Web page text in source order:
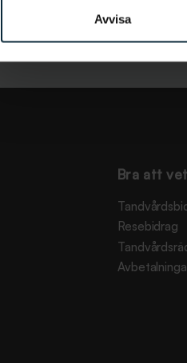
Avvisa
Bra att
Resebidrag